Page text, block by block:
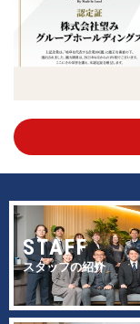
STAFF
スタッフの紹介